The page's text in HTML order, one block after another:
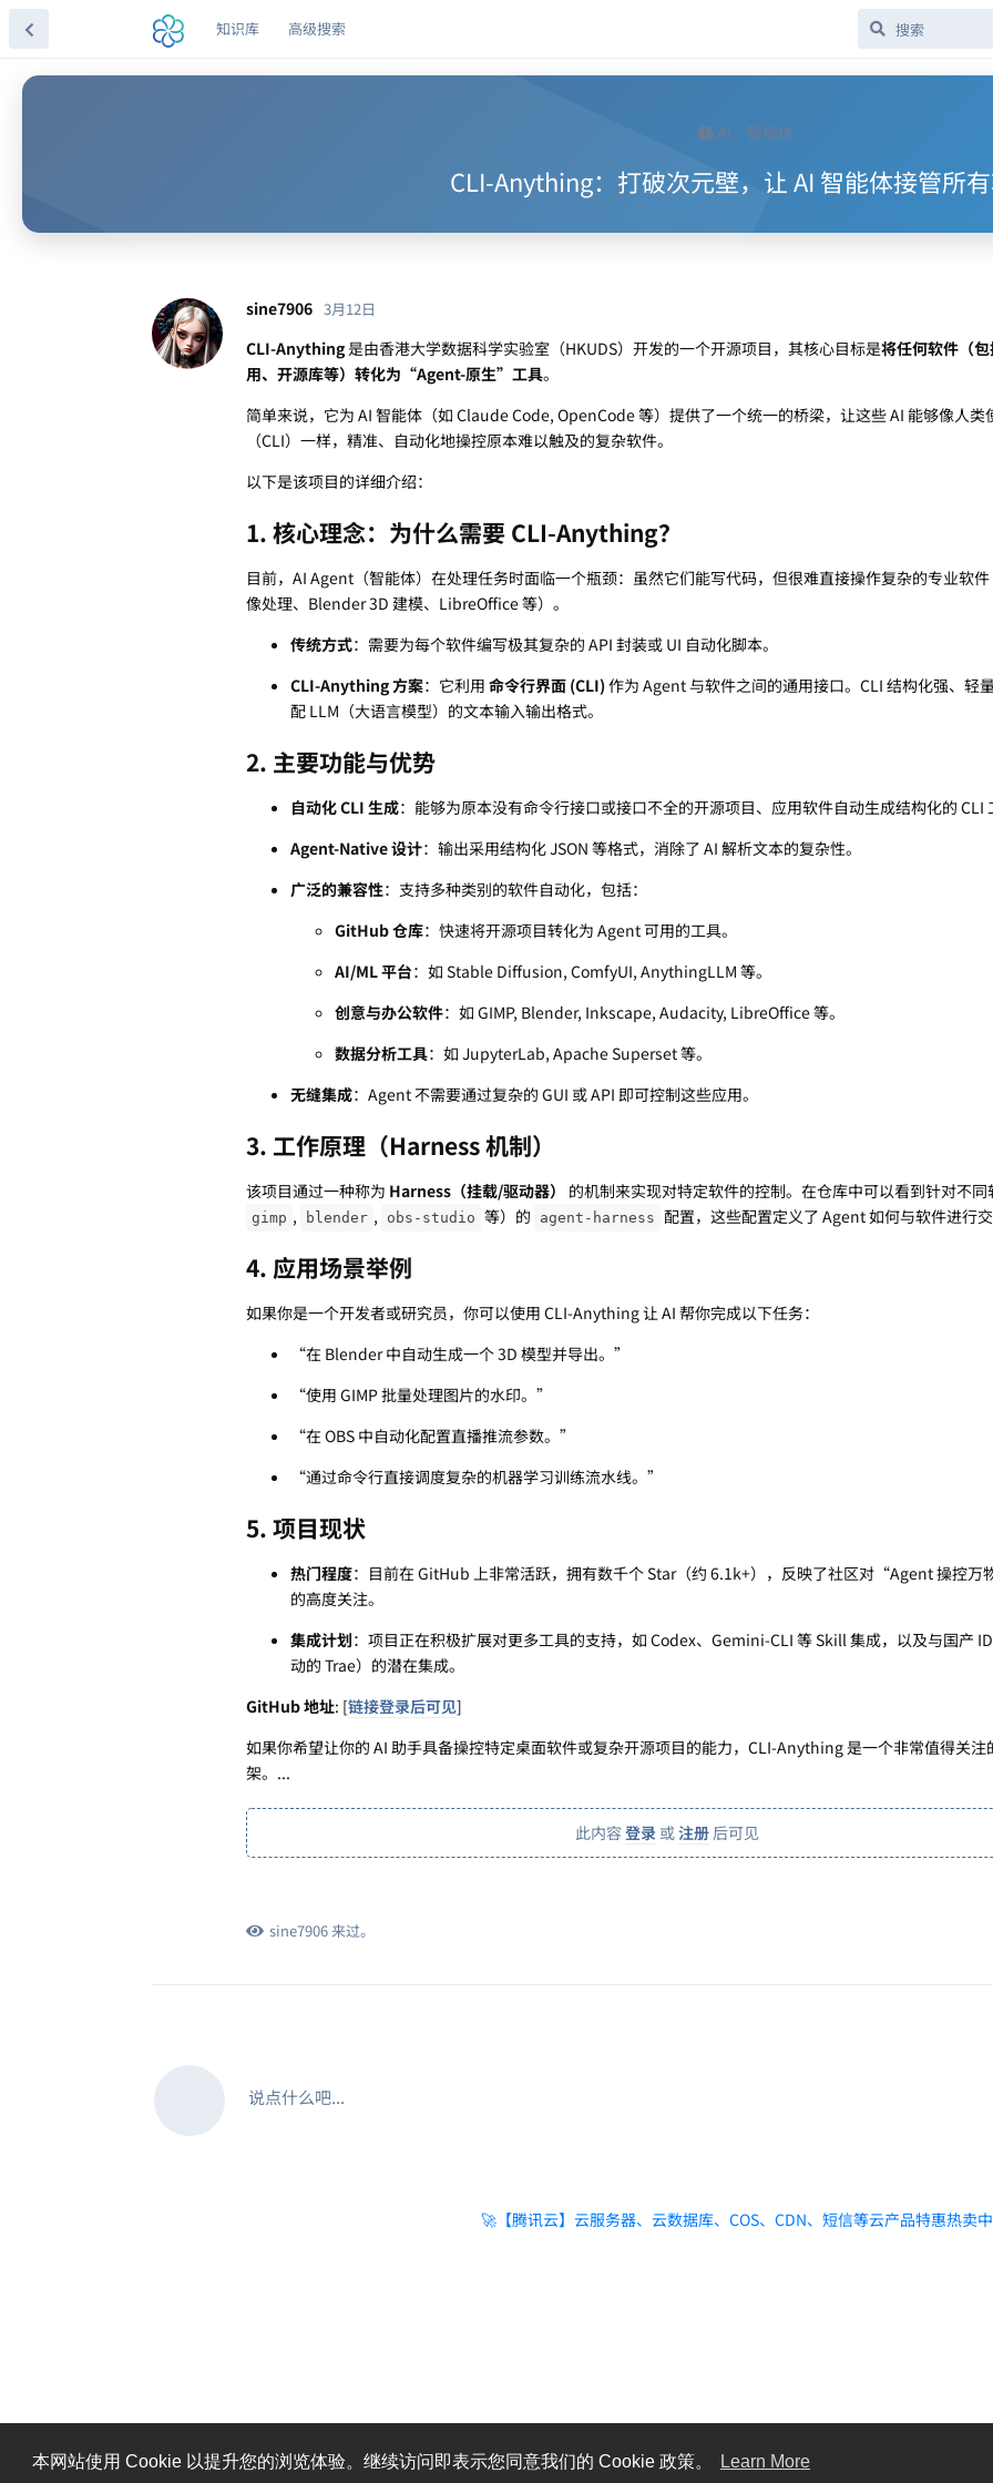
本网站使用 Cookie 以提升您的浏览体验。继续访问即表示您同意我们的 Cookie 政策。 Learn More
知识库 高级搜索
AI 智能体
CLI-Anything：打破次元壁，让 AI 智能体接管所
sine7906 3月12日
CLI-Anything是由香港大学数据科学实验室（HKUDS）开发的一个开源项目，其核心目标是将任何软件（
用、开源库等）转化为“Agent-原生”工具。
简单来说，它为 AI 智能体（如 Claude Code, OpenCode 等）提供了一个统一的桥梁，让这些 AI 能够像人类
（CLI）一样，精准、自动化地操控原本难以触及的复杂软件。
以下是该项目的详细介绍：
1. 核心理念：为什么需要 CLI-Anything？
目前，AI Agent（智能体）在处理任务时面临一个瓶颈：虽然它们能写代码，但很难直接操作复杂的专业软件
像处理、Blender 3D 建模、LibreOffice 等）。
传统方式：需要为每个软件编写极其复杂的 API 封装或 UI 自动化脚本。
CLI-Anything 方案：它利用 命令行界面 (CLI) 作为 Agent 与软件之间的通用接口。CLI 结构化强、轻
配 LLM（大语言模型）的文本输入输出格式。
2. 主要功能与优势
自动化 CLI 生成：能够为原本没有命令行接口或接口不全的开源项目、应用软件自动生成结构化的 CLI
Agent-Native 设计：输出采用结构化 JSON 等格式，消除了 AI 解析文本的复杂性。
广泛的兼容性：支持多种类别的软件自动化，包括：
GitHub 仓库：快速将开源项目转化为 Agent 可用的工具。
AI/ML 平台：如 Stable Diffusion, ComfyUI, AnythingLLM 等。
创意与办公软件：如 GIMP, Blender, Inkscape, Audacity, LibreOffice 等。
数据分析工具：如 JupyterLab, Apache Superset 等。
无缝集成：Agent 不需要通过复杂的 GUI 或 API 即可控制这些应用。
3. 工作原理（Harness 机制）
该项目通过一种称为 Harness（挂载/驱动器） 的机制来实现对特定软件的控制。在仓库中可以看到针对不同
gimp , blender , obs-studio 等）的 agent-harness 配置，这些配置定义了 Agent 如何与软件进行交
4. 应用场景举例
如果你是一个开发者或研究员，你可以使用 CLI-Anything 让 AI 帮你完成以下任务：
“在 Blender 中自动生成一个 3D 模型并导出。”
“使用 GIMP 批量处理图片的水印。”
“在 OBS 中自动化配置直播推流参数。”
“通过命令行直接调度复杂的机器学习训练流水线。”
5. 项目现状
热门程度：目前在 GitHub 上非常活跃，拥有数千个 Star（约 6.1k+），反映了社区对“Agent 操控万
的高度关注。
集成计划：项目正在积极扩展对更多工具的支持，如 Codex、Gemini-CLI 等 Skill 集成，以及与国产
动的 Trae）的潜在集成。
GitHub 地址: [链接登录后可见]
如果你希望让你的 AI 助手具备操控特定桌面软件或复杂开源项目的能力，CLI-Anything 是一个非常值得关注
架。...
此内容 登录 或注册 后可见
sine7906来过。
说点什么吧...
🚀【腾讯云】云服务器、云数据库、COS、CDN、短信等云产品特惠热卖中